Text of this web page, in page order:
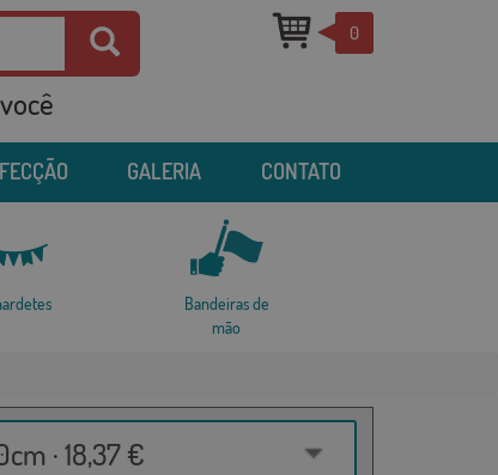
0
GALERIA CONTATO
Bandeiras de
mão
· 18,37 €